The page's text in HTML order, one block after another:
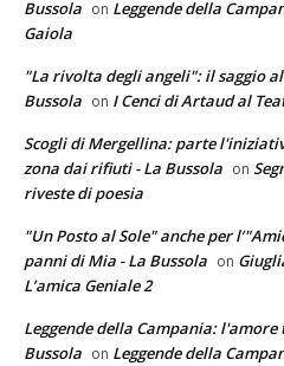
Bussola on Leggende della
Gaiola
"La rivolta degli angeli": il saggio
Bussola on I Cenci di Artaud al
Scogli di Mergellina: parte
zona dai rifiuti - La Bussola on
riveste di poesia
"Un Posto al Sole" anche per
panni di Mia - La Bussola on
L’amica Geniale 2
Leggende della Campania:
Bussola on Leggende della